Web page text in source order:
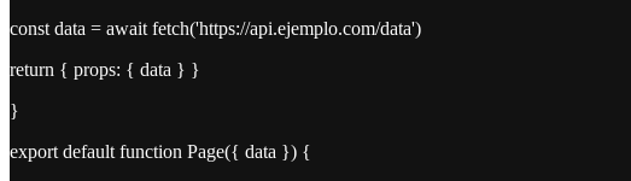
const data = await fetch('https://api.ejemplo.com/data')
return { props: { data } }
}
export default function Page({ data }) {